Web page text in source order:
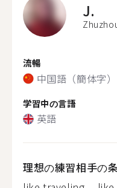
J.
流暢
中国語（簡体字）
学習中の言語
英語
理想の練習相手の